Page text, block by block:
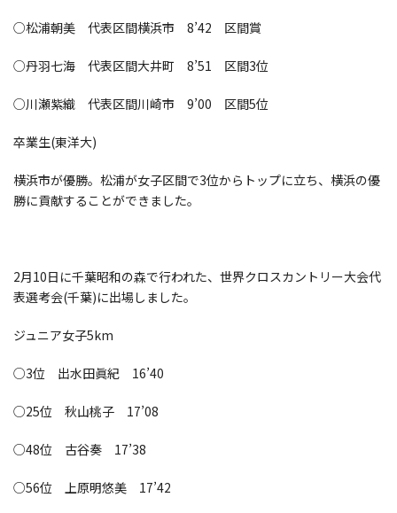
○松浦朝美 代表区間横浜市 8’42 区間賞
○丹羽七海 代表区間大井町 8’51 区間3位
○川瀬紫織 代表区間川崎市 9’00 区間5位
卒業生(東洋大)
横浜市が優勝。松浦が女子区間で3位からトップに立ち、横浜の優
勝に貢献することができました。
2月10日に千葉昭和の森で行われた、世界クロスカントリー大会代
表選考会(千葉)に出場しました。
ジュニア女子5km
○3位 出水田眞紀 16’40
○25位 秋山桃子 17’08
○48位 古谷奏 17’38
○56位 上原明悠美 17’42